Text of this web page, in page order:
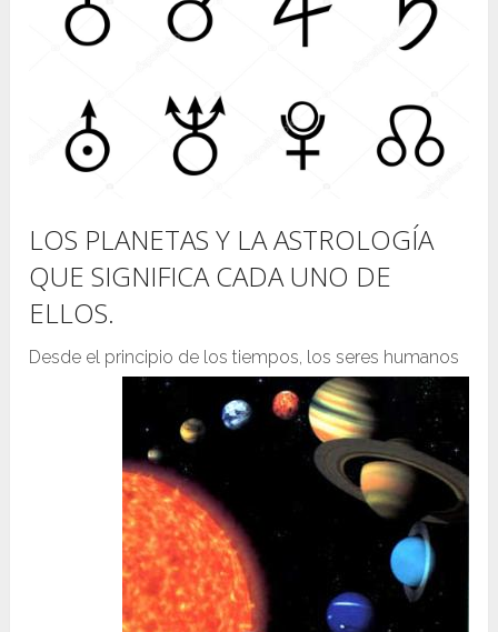
LOS PLANETAS Y LA ASTROLOGÍA
QUE SIGNIFICA CADA UNO DE
ELLOS.
Desde el principio de los tiempos, los seres humanos